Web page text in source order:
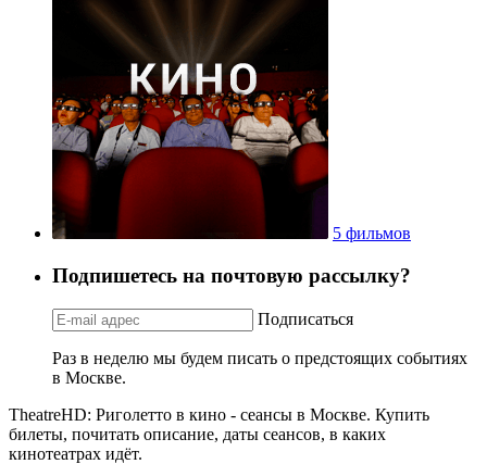
5 фильмов
Подпишетесь на почтовую рассылку?
Подписаться
Раз в неделю мы будем писать о предстоящих событиях
в Москве.
TheatreHD: Риголетто в кино - сеансы в Москве. Купить
билеты, почитать описание, даты сеансов, в каких
кинотеатрах идёт.